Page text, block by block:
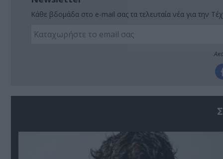
Κάθε βδομάδα στο e-mail σας τα τελευταία νέα για την